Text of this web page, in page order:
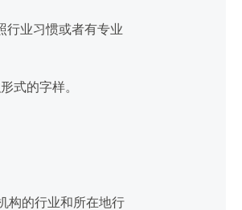
业习惯或者有专业
式的字样。
构的行业和所在地行